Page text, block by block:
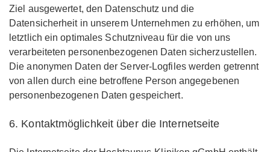
Ziel ausgewertet, den Datenschutz und die
Datensicherheit in unserem Unternehmen zu erhöhen, um
letztlich ein optimales Schutzniveau für die von uns
verarbeiteten personenbezogenen Daten sicherzustellen.
Die anonymen Daten der Server-Logfiles werden getrennt
von allen durch eine betroffene Person angegebenen
personenbezogenen Daten gespeichert.
6. Kontaktmöglichkeit über die Internetseite